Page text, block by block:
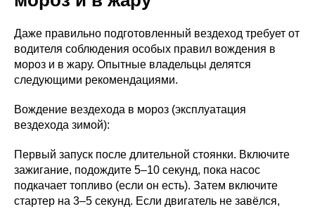
Даже правильно подготовленный вездеход требует от
водителя соблюдения особых правил вождения в
мороз и в жару. Опытные владельцы делятся
следующими рекомендациями.
Вождение вездехода в мороз (эксплуатация
вездехода зимой):
Первый запуск после длительной стоянки. Включите
зажигание, подождите 5–10 секунд, пока насос
подкачает топливо (если он есть). Затем включите
стартер на 3–5 секунд. Если двигатель не завёлся,